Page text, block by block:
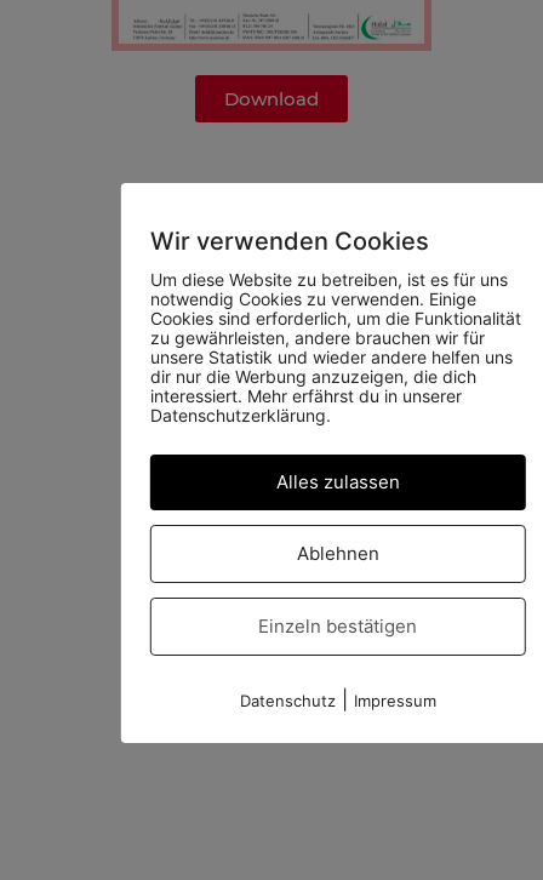
Download
Download
Download
Wir verwenden Cookies
Um diese Website zu betreiben, ist es für uns
notwendig Cookies zu verwenden. Einige
Cookies sind erforderlich, um die Funktionalität
zu gewährleisten, andere brauchen wir für
unsere Statistik und wieder andere helfen uns
dir nur die Werbung anzuzeigen, die dich
interessiert. Mehr erfährst du in unserer
Datenschutzerklärung.
Alles zulassen
Ablehnen
Einzeln bestätigen
Datenschutz| Impressum